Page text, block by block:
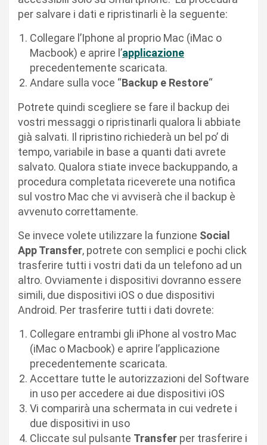
per salvare i dati e ripristinarli è la seguente:
Collegare l’Iphone al proprio Mac (iMac o
Macbook) e aprire l’applicazione
precedentemente scaricata.
Andare sulla voce “Backup e Restore“
Potrete quindi scegliere se fare il backup dei
vostri messaggi o ripristinarli qualora li abbiate
già salvati. Il ripristino richiederà un bel po’ di
tempo, variabile in base a quanti dati avrete
salvato. Qualora stiate invece backuppando, a
procedura completata riceverete una notifica
sul vostro Mac che vi avviserà che il backup è
avvenuto correttamente.
Se invece volete utilizzare la funzione Social
App Transfer, potrete con semplici e pochi click
trasferire tutti i vostri dati da un telefono ad un
altro. Ovviamente i dispositivi dovranno essere
simili, due dispositivi iOS o due dispositivi
Android. Per trasferire tutti i dati dovrete:
Collegare entrambi gli iPhone al vostro Mac
(iMac o Macbook) e aprire l’applicazione
precedentemente scaricata.
Accettare tutte le autorizzazioni del Software
in uso per accedere ai due dispositivi iOS
Vi comparirà una schermata in cui vedrete i
due dispositivi in uso
Cliccate sul pulsante Transfer per trasferire i